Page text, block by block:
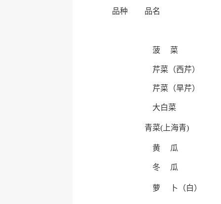
品种 品名
菠 菜
芹菜（西芹）
芹菜（旱芹）
大白菜
青菜(上海青)
黄 瓜
冬 瓜
萝 卜（白）